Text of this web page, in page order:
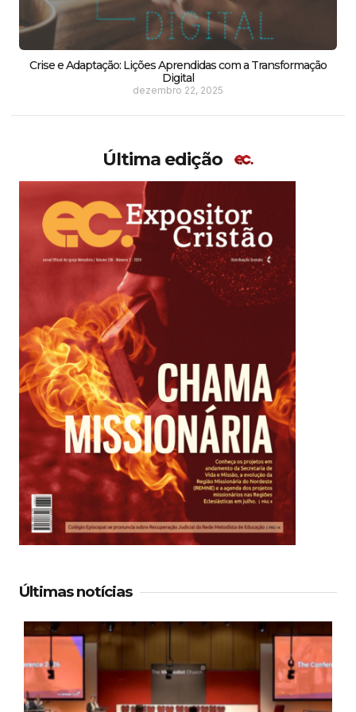
Crise e Adaptação: Lições Aprendidas com a Transformação
Digital
dezembro 22, 2025
Última edição
Últimas notícias